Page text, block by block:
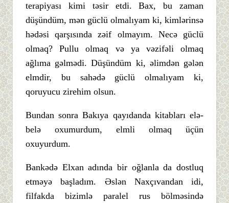
terapiyası kimi təsir etdi. Bax, bu zaman
düşündüm, mən güclü olmalıyam ki, kimlərinsə
hədəsi qarşısında zəif olmayım. Necə güclü
olmaq? Pullu olmaq və ya vəzifəli olmaq
ağlıma gəlmədi. Düşündüm ki, əlimdən gələn
elmdir, bu sahədə güclü olmalıyam ki,
qoruyucu zirehim olsun.
Bundan sonra Bakıya qayıdanda kitabları elə-
belə oxumurdum, elmli olmaq üçün
oxuyurdum.
Bankədə Elxan adında bir oğlanla da dostluq
etməyə başladım. Əslən Naxçıvandan idi,
filfakda bizimlə paralel rus bölməsində